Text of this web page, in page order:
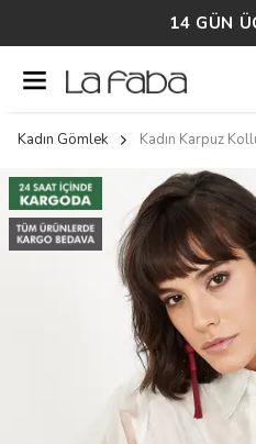
14 GÜN
Kadın Gömlek Kadın Karpuz